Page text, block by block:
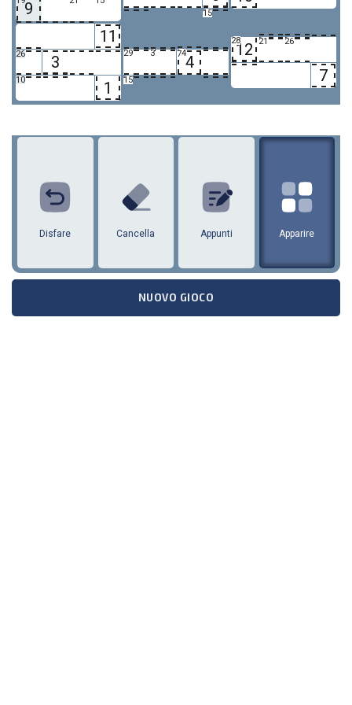
9 15
11
26 3
10 1
29 3 24
7 4
15
28
12 21 26
7
7
9 10 12
Disfare Cancella Appunti Apparire
NUOVO GIOCO